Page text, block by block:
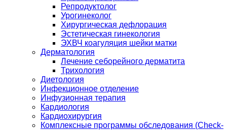
Репродуктолог
Урогинеколог
Хирургическая дефлорация
Эстетическая гинекология
ЭХВЧ коагуляция шейки матки
Дерматология
Лечение себорейного дерматита
Трихология
Диетология
Инфекционное отделение
Инфузионная терапия
Кардиология
Кардиохирургия
Комплексные программы обследования (Check-